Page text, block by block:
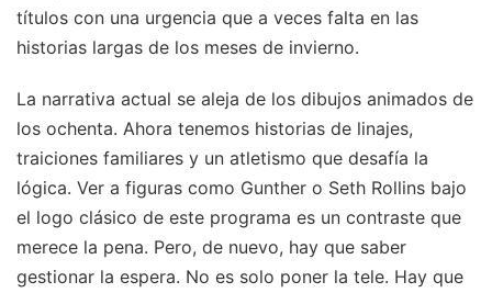
títulos con una urgencia que a veces falta en las
historias largas de los meses de invierno.
La narrativa actual se aleja de los dibujos animados de
los ochenta. Ahora tenemos historias de linajes,
traiciones familiares y un atletismo que desafía la
lógica. Ver a figuras como Gunther o Seth Rollins bajo
el logo clásico de este programa es un contraste que
merece la pena. Pero, de nuevo, hay que saber
gestionar la espera. No es solo poner la tele. Hay que